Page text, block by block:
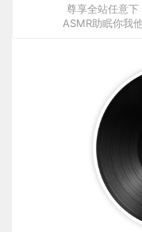
尊享全站任意下
ASMR助眠你我